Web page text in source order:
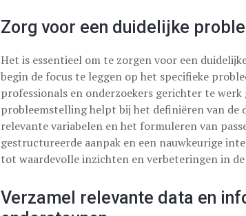
Zorg voor een duidelijke
Het is essentieel om te zorgen voor een
begin de focus te leggen op het specifieke
professionals en onderzoekers gerichter te
probleemstelling helpt bij het definiëren van de
relevante variabelen en het formuleren van
gestructureerde aanpak en een nauwkeurige
tot waardevolle inzichten en verbeteringen in
Verzamel relevante data en